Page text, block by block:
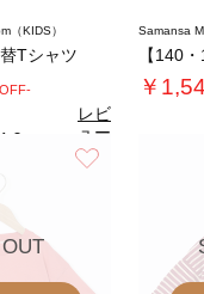
（KIDS）
Tシャツ
4.0
レビ
ュー
を見
る
Samansa
￥